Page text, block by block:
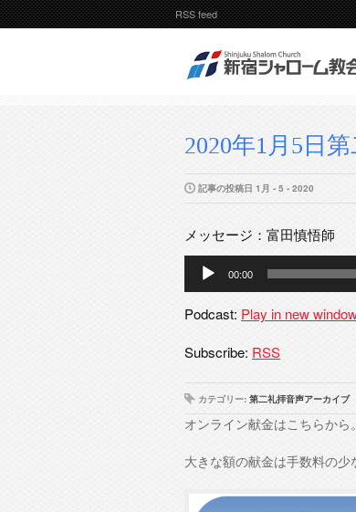
RSS feed
2020年1月5日
記事の投稿日 1月 - 5 - 2020
メッセージ：富田慎悟師
レ
ー
ー
00:00
Podcast: Play in new
Subscribe: RSS
カテゴリー: 第二礼拝音声アーカイブ
オンライン献金はこちらから。
大きな額の献金は手数料の少